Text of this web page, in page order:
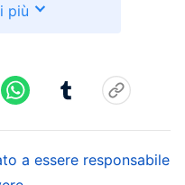
di facciata;
sanno cosa
e anche se
costituisce un
verità per risolverlo,
più
a essere responsabile